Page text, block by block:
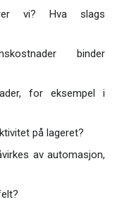
vi? Hva slags
binder
for eksempel i
på lageret?
av automasjon,